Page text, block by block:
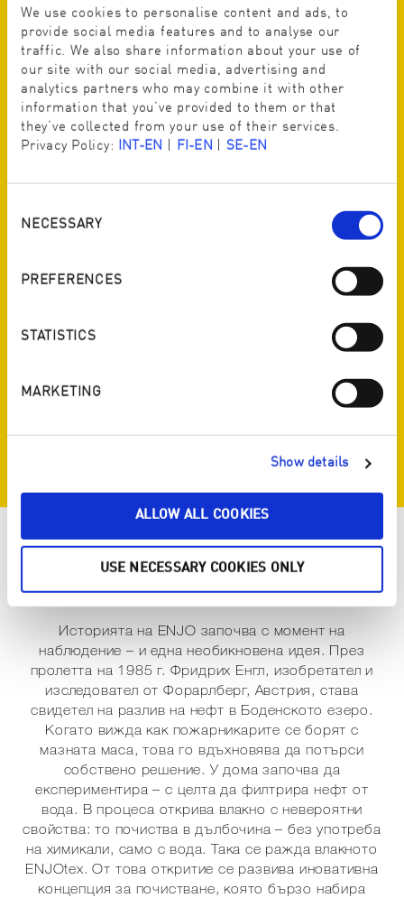
We use cookies to personalise content and ads, to
provide social media features and to analyse our
traffic. We also share information about your use of
our site with our social media, advertising and
analytics partners who may combine it with other
information that you’ve provided to them or that
they’ve collected from your use of their services.
Privacy Policy: INT-EN FI-EN SE-EN
NECESSARY
PREFERENCES
STATISTICS
MARKETING
Show details
ALLOW ALL COOKIES
USE NECESSARY COOKIES ONLY
ВСИЧКО ЗАПОЧНА С ЕДНА
ГЕНИАЛНА ИДЕЯ
Историята на ENJO започва с момент на
наблюдение – и една необикновена идея. През
пролетта на 1985 г. Фридрих Енгл, изобретател и
изследовател от Форарлберг, Австрия, става
свидетел на разлив на нефт в Боденското езеро.
Когато вижда как пожарникарите се борят с
мазната маса, това го вдъхновява да потърси
собствено решение. У дома започва да
експериментира – с целта да филтрира нефт от
вода. В процеса открива влакно с невероятни
свойства: то почиства в дълбочина – без употреба
на химикали, само с вода. Така се ражда влакното
ENJOtex. От това откритие се развива иновативна
концепция за почистване, която бързо набира